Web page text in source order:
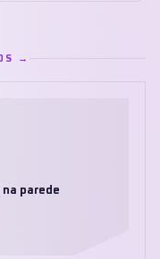
→
parede